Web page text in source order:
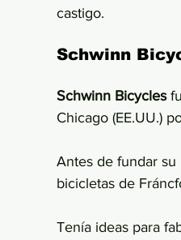
castigo.
Schwinn
Schwinn Bicycles
Chicago (EE.UU.)
Antes de fundar su
bicicletas de
Tenía ideas para